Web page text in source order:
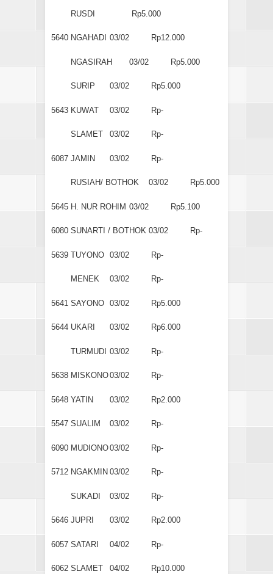
RUSDI Rp5.000
5640 NGAHADI 03/02 Rp12.000
NGASIRAH 03/02 Rp5.000
SURIP 03/02 Rp5.000
5643 KUWAT 03/02 Rp-
SLAMET 03/02 Rp-
6087 JAMIN 03/02 Rp-
RUSIAH/ BOTHOK 03/02 Rp5.000
5645 H. NUR ROHIM 03/02 Rp5.100
6080 SUNARTI / BOTHOK 03/02 Rp-
5639 TUYONO 03/02 Rp-
MENEK 03/02 Rp-
5641 SAYONO 03/02 Rp5.000
5644 UKARI 03/02 Rp6.000
TURMUDI 03/02 Rp-
5638 MISKONO03/02 Rp-
5648 YATIN 03/02 Rp2.000
5547 SUALIM 03/02 Rp-
6090 MUDIONO03/02 Rp-
5712 NGAKMIN 03/02 Rp-
SUKADI 03/02 Rp-
5646 JUPRI 03/02 Rp2.000
6057 SATARI 04/02 Rp-
6062 SLAMET 04/02 Rp10.000